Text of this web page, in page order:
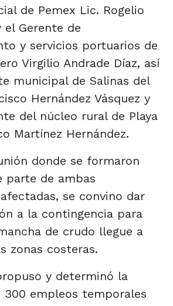
de Pemex Lic. Rogelio
el Gerente de
y servicios portuarios de
Virgilio Andrade Díaz, así
municipal de Salinas del
Hernández Vásquez y
del núcleo rural de Playa
Martínez Hernández.
donde se formaron
parte de ambas
se convino dar
a la contingencia para
de crudo llegue a
zonas costeras.
y determinó la
300 empleos temporales